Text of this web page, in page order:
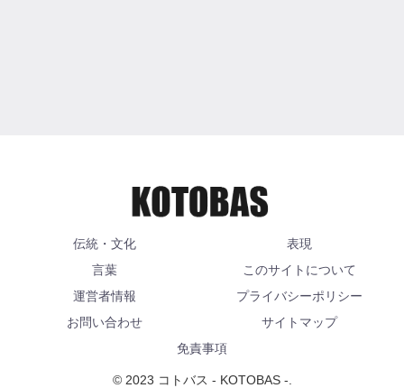
伝統・文化
表現
言葉
このサイトについて
運営者情報
プライバシーポリシー
お問い合わせ
サイトマップ
免責事項
© 2023 コトバス - KOTOBAS -.